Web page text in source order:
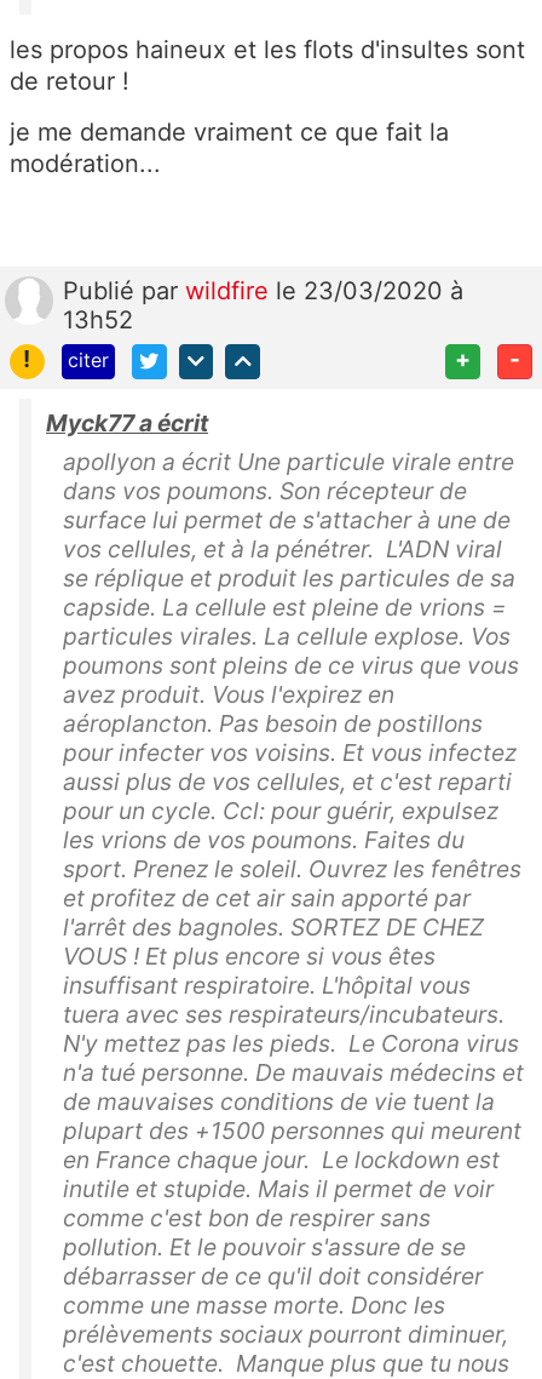
les propos haineux et les flots d'insultes sont
de retour !
je me demande vraiment ce que fait la
modération...
Publié par wildfire le 23/03/2020 à
13h52
!
citer + -
Myck77 a écrit
apollyon a écrit Une particule virale entre
dans vos poumons. Son récepteur de
surface lui permet de s'attacher à une de
vos cellules, et à la pénétrer. L'ADN viral
se réplique et produit les particules de sa
capside. La cellule est pleine de vrions =
particules virales. La cellule explose. Vos
poumons sont pleins de ce virus que vous
avez produit. Vous l'expirez en
aéroplancton. Pas besoin de postillons
pour infecter vos voisins. Et vous infectez
aussi plus de vos cellules, et c'est reparti
pour un cycle. Ccl: pour guérir, expulsez
les vrions de vos poumons. Faites du
sport. Prenez le soleil. Ouvrez les fenêtres
et profitez de cet air sain apporté par
l'arrêt des bagnoles. SORTEZ DE CHEZ
VOUS ! Et plus encore si vous êtes
insuffisant respiratoire. L'hôpital vous
tuera avec ses respirateurs/incubateurs.
N'y mettez pas les pieds. Le Corona virus
n'a tué personne. De mauvais médecins et
de mauvaises conditions de vie tuent la
plupart des +1500 personnes qui meurent
en France chaque jour. Le lockdown est
inutile et stupide. Mais il permet de voir
comme c'est bon de respirer sans
pollution. Et le pouvoir s'assure de se
débarrasser de ce qu'il doit considérer
comme une masse morte. Donc les
prélèvements sociaux pourront diminuer,
c'est chouette. Manque plus que tu nous